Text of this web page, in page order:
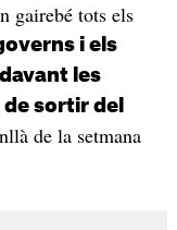
gairebé tots els
i els
les
sortir del
de la setmana